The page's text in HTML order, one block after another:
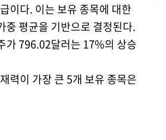
이다. 이는 보유 종목에 대한
중 평균을 기반으로 결정된다.
가 796.02달러는 17%의 상승
력이 가장 큰 5개 보유 종목은